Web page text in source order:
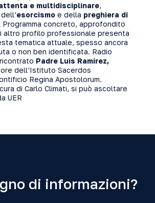
e multidisciplinare,
dell’esorcismo e della preghiera di
Programma concreto, approfondito
altro profilo professionale presenta
tematica attuale, spesso ancora
o non ben identificata. Radio
Padre Luis Ramirez,
dell’Istituto Sacerdos
Regina Apostolorum.
di Carlo Climati, si può ascoltare
UER
di informazioni?